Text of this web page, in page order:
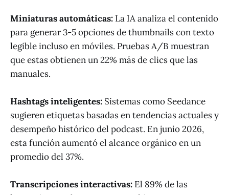
Miniaturas automáticas: La IA analiza el contenido
para generar 3-5 opciones de thumbnails con texto
legible incluso en móviles. Pruebas A/B muestran
que estas obtienen un 22% más de clics que las
manuales.
Hashtags inteligentes: Sistemas como Seedance
sugieren etiquetas basadas en tendencias actuales y
desempeño histórico del podcast. En junio 2026,
esta función aumentó el alcance orgánico en un
promedio del 37%.
Transcripciones interactivas: El 89% de las